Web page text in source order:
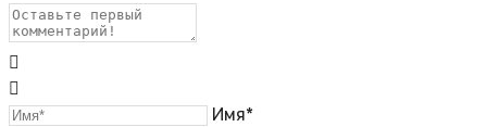
Имя*